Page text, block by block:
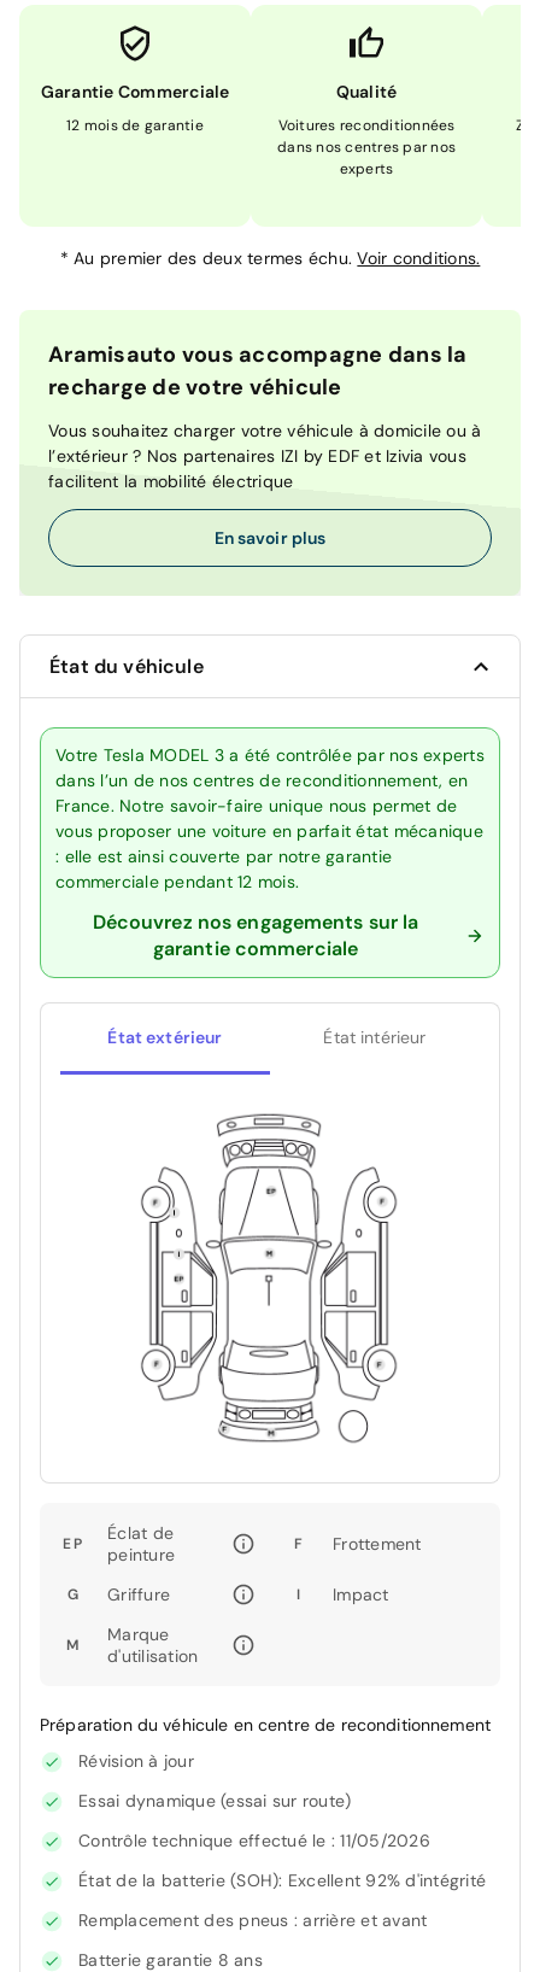
Garantie Commerciale
12 mois de garantie
Qualité
Voitures reconditionnées
dans nos centres par nos
experts
*Au premier des deux termes échu.Voir conditions.
Aramisauto vous accompagne dans la
recharge de votre véhicule
Vous souhaitez charger votre véhicule à domicile ou à
l’extérieur ? Nos partenaires IZI by EDF et Izivia vous
facilitent la mobilité électrique
En savoir plus
État du véhicule
Votre Tesla MODEL 3 a été contrôlée par nos experts
dans l’un de nos centres de reconditionnement, en
France. Notre savoir-faire unique nous permet de
vous proposer une voiture en parfait état mécanique
: elle est ainsi couverte par notre garantie
commerciale pendant 12 mois.
Découvrez nos engagements sur la
garantie commerciale
État extérieur État intérieur
EP
Éclat de
peinture
F Frottement
G Griffure I Impact
M
Marque
d'utilisation
Préparation du véhicule en centre de reconditionnement
Révision à jour
Essai dynamique (essai sur route)
Contrôle technique effectué le : 11/05/2026
État de la batterie (SOH): Excellent 92% d'intégrité
Remplacement des pneus : arrière et avant
Batterie garantie 8 ans